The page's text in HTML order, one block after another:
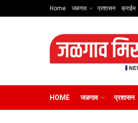
Home जळगाव प्रशासन क्राईम
HOME जळगाव प्रशासन